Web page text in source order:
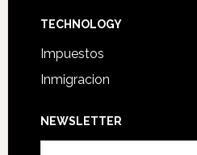
TECHNOLOGY
Impuestos
Inmigracion
NEWSLETTER